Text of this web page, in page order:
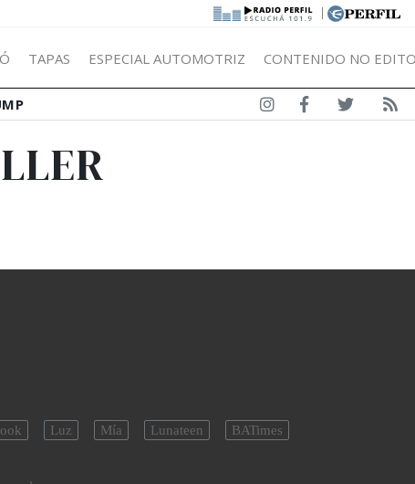
|
TAPAS ESPECIAL AUTOMOTRIZ CONTENIDO NO
Luz Mía Lunateen BATimes